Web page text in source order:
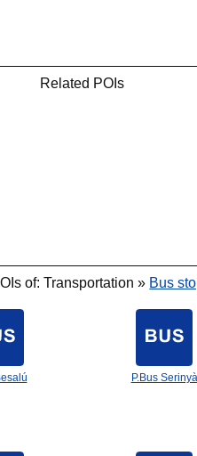
Related POIs
of: Transportation » Bus
P.Bus Serinyà